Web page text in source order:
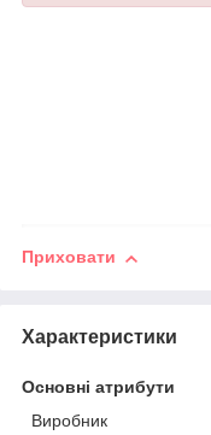
Приховати
Характеристики
Основні атрибути
Виробник